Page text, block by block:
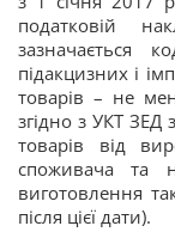
податковій
зазначається
підакцизних і
товарів – не
згідно з УКТ ЗЕД
товарів від
споживача та
виготовлення
після цієї дати).